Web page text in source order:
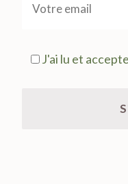
J'ai lu et